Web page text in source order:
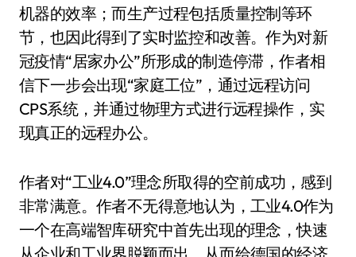
机器的效率；而生产过程包括质量控制等环
节，也因此得到了实时监控和改善。作为对新
冠疫情“居家办公”所形成的制造停滞，作者相
信下一步会出现“家庭工位”，通过远程访问
CPS系统，并通过物理方式进行远程操作，实
现真正的远程办公。
作者对“工业4.0”理念所取得的空前成功，感到
非常满意。作者不无得意地认为，工业4.0作为
一个在高端智库研究中首先出现的理念，快速